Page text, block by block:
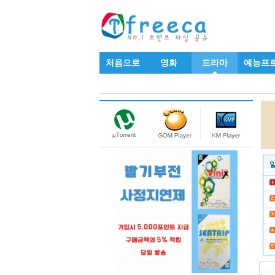
처음으로 영화 드라마 예능프